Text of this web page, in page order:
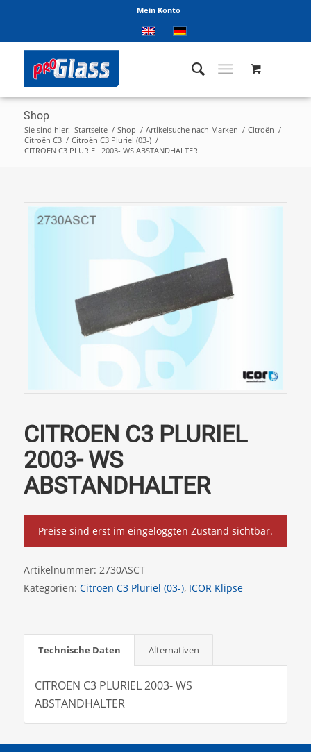
Mein Konto
Shop
Sie sind hier: Startseite / Shop / Artikelsuche nach Marken / Citroën /
Citroën C3 / Citroën C3 Pluriel (03-) /
CITROEN C3 PLURIEL 2003- WS ABSTANDHALTER
CITROEN C3 PLURIEL
2003- WS
ABSTANDHALTER
Preise sind erst im eingeloggten Zustand sichtbar.
Artikelnummer: 2730ASCT
Kategorien: Citroën C3 Pluriel (03-), ICOR Klipse
Technische Daten Alternativen
CITROEN C3 PLURIEL 2003- WS
ABSTANDHALTER